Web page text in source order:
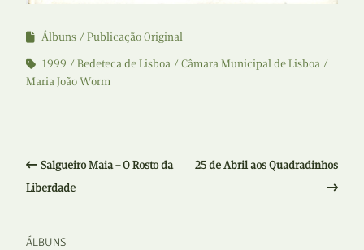
Álbuns
Publicação Original
1999
Bedeteca de Lisboa
Câmara Municipal de Lisboa
Maria João Worm
Salgueiro Maia – O Rosto da
Liberdade
25 de Abril aos Quadradinhos
ÁLBUNS